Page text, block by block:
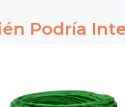
Podría